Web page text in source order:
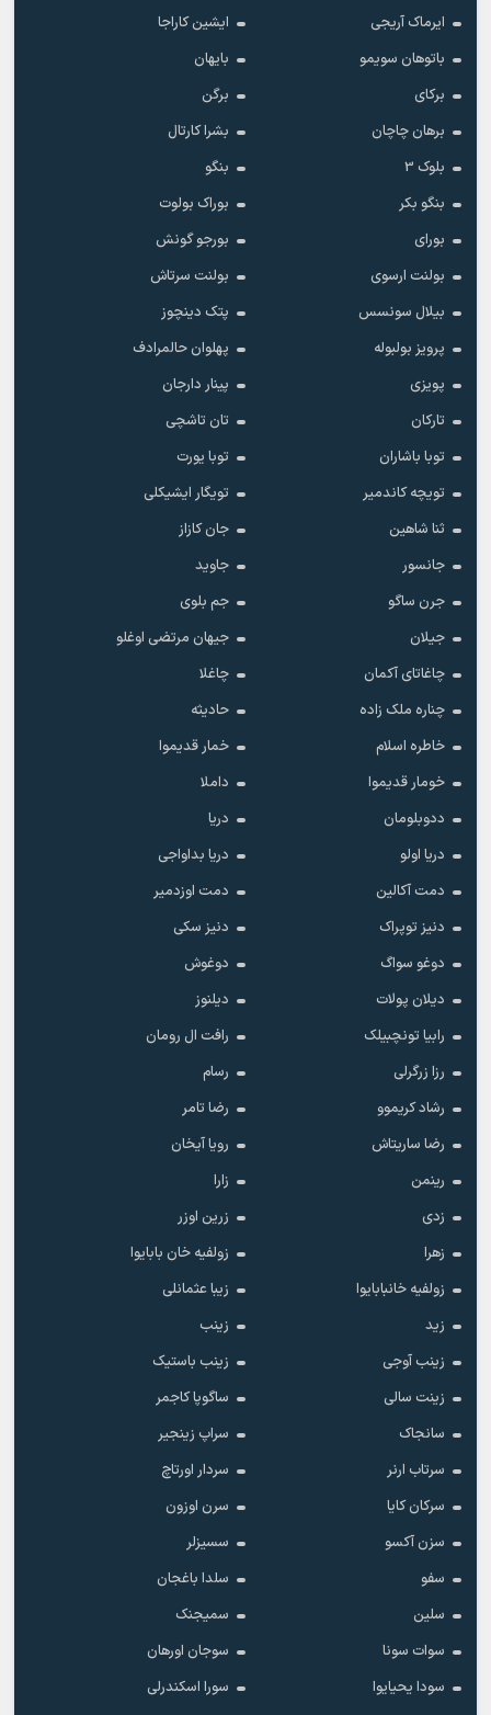
ایرماک آریجی
ایشین کاراجا
باتوهان سویمو
بایهان
برکای
برگن
برهان چاچان
بشرا کارتال
بلوک 3
بنگو
بنگو بکر
بوراک بولوت
بورای
بورجو گونش
بولنت ارسوی
بولنت سرتاش
بیلال سونسس
پتک دینچوز
پرویز بولبوله
پهلوان حالمرادف
پویزی
پینار دارجان
تارکان
تان تاشچی
توبا باشاران
توبا یورت
تویچه کاندمیر
تویگار ایشیکلی
ثنا شاهین
جان کازاز
جانسور
جاوید
جرن ساگو
جم بلوی
جیلان
جیهان مرتضی اوغلو
چاغاتای آکمان
چاغلا
چناره ملک زاده
حادیثه
خاطره اسلام
خمار قدیموا
خومار قدیموا
داملا
ددوبلومان
دریا
دریا اولو
دریا بداواجی
دمت آکالین
دمت اوزدمیر
دنیز توپراک
دنیز سکی
دوغو سواگ
دوغوش
دیلان پولات
دیلنوز
رابیا تونچبیلک
رافت ال رومان
رزا زرگرلی
رسام
رشاد کریموو
رضا تامر
رضا ساریتاش
رویا آیخان
رینمن
زارا
زدی
زرین اوزر
زهرا
زولفیه خان بابایوا
زولفیه خانبابایوا
زیبا عثمانلی
زید
زینب
زینب آوجی
زینب باستیک
زینت سالی
ساگوپا کاجمر
سانجاک
سراپ زینجیر
سرتاب ارنر
سردار اورتاچ
سرکان کایا
سرن اوزون
سزن آکسو
سسیزلر
سفو
سلدا باغجان
سلین
سمیجنک
سوات سونا
سوجان اورهان
سودا یحیایوا
سورا اسکندرلی